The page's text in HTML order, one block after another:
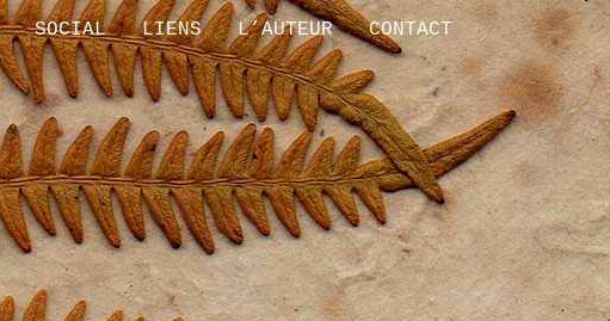
SOCIAL LIENS L’AUTEUR CONTACT